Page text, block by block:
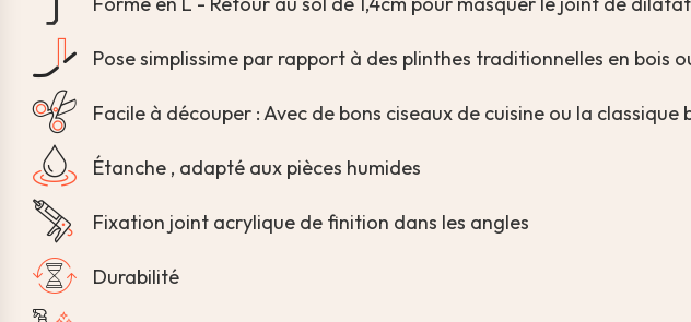
Pose simplissime par rapport à des plinthes traditionnelles en bois
Facile à découper : Avec de bons ciseaux de cuisine ou la
Étanche , adapté aux pièces humides
Fixation joint acrylique de finition dans les angles
Durabilité